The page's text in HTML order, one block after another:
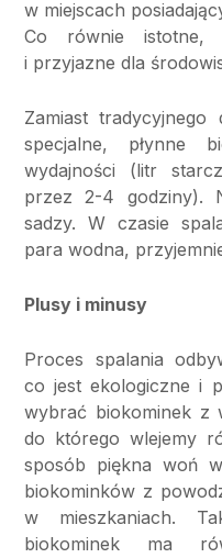
w miejscach
Co równie istotne,
i przyjazne dla
Zamiast
specjalne, płynne
wydajności (litr
przez 2-4 godziny).
sadzy. W czasie
para wodna,
Plusy i minusy
Proces spalania
co jest ekologiczne i
wybrać biokominek z
do którego wlejemy
sposób piękna woń
biokominków z
w mieszkaniach.
biokominek ma